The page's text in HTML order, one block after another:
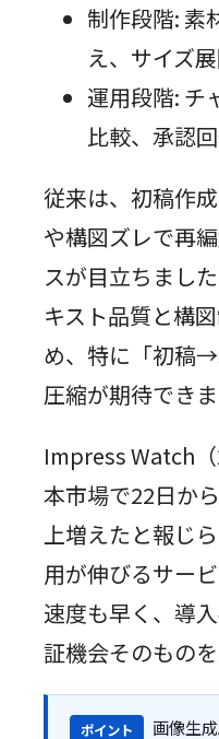
制作段階: 素
え、サイズ
運用段階: チ
比較、承認
従来は、初稿作
や構図ズレで再
スが目立ちまし
キスト品質と構
め、特に「初稿
圧縮が期待できま
Impress Watch
本市場で22日か
上増えたと報じ
用が伸びるサー
速度も早く、導
証機会そのもの
ポイント
画像生